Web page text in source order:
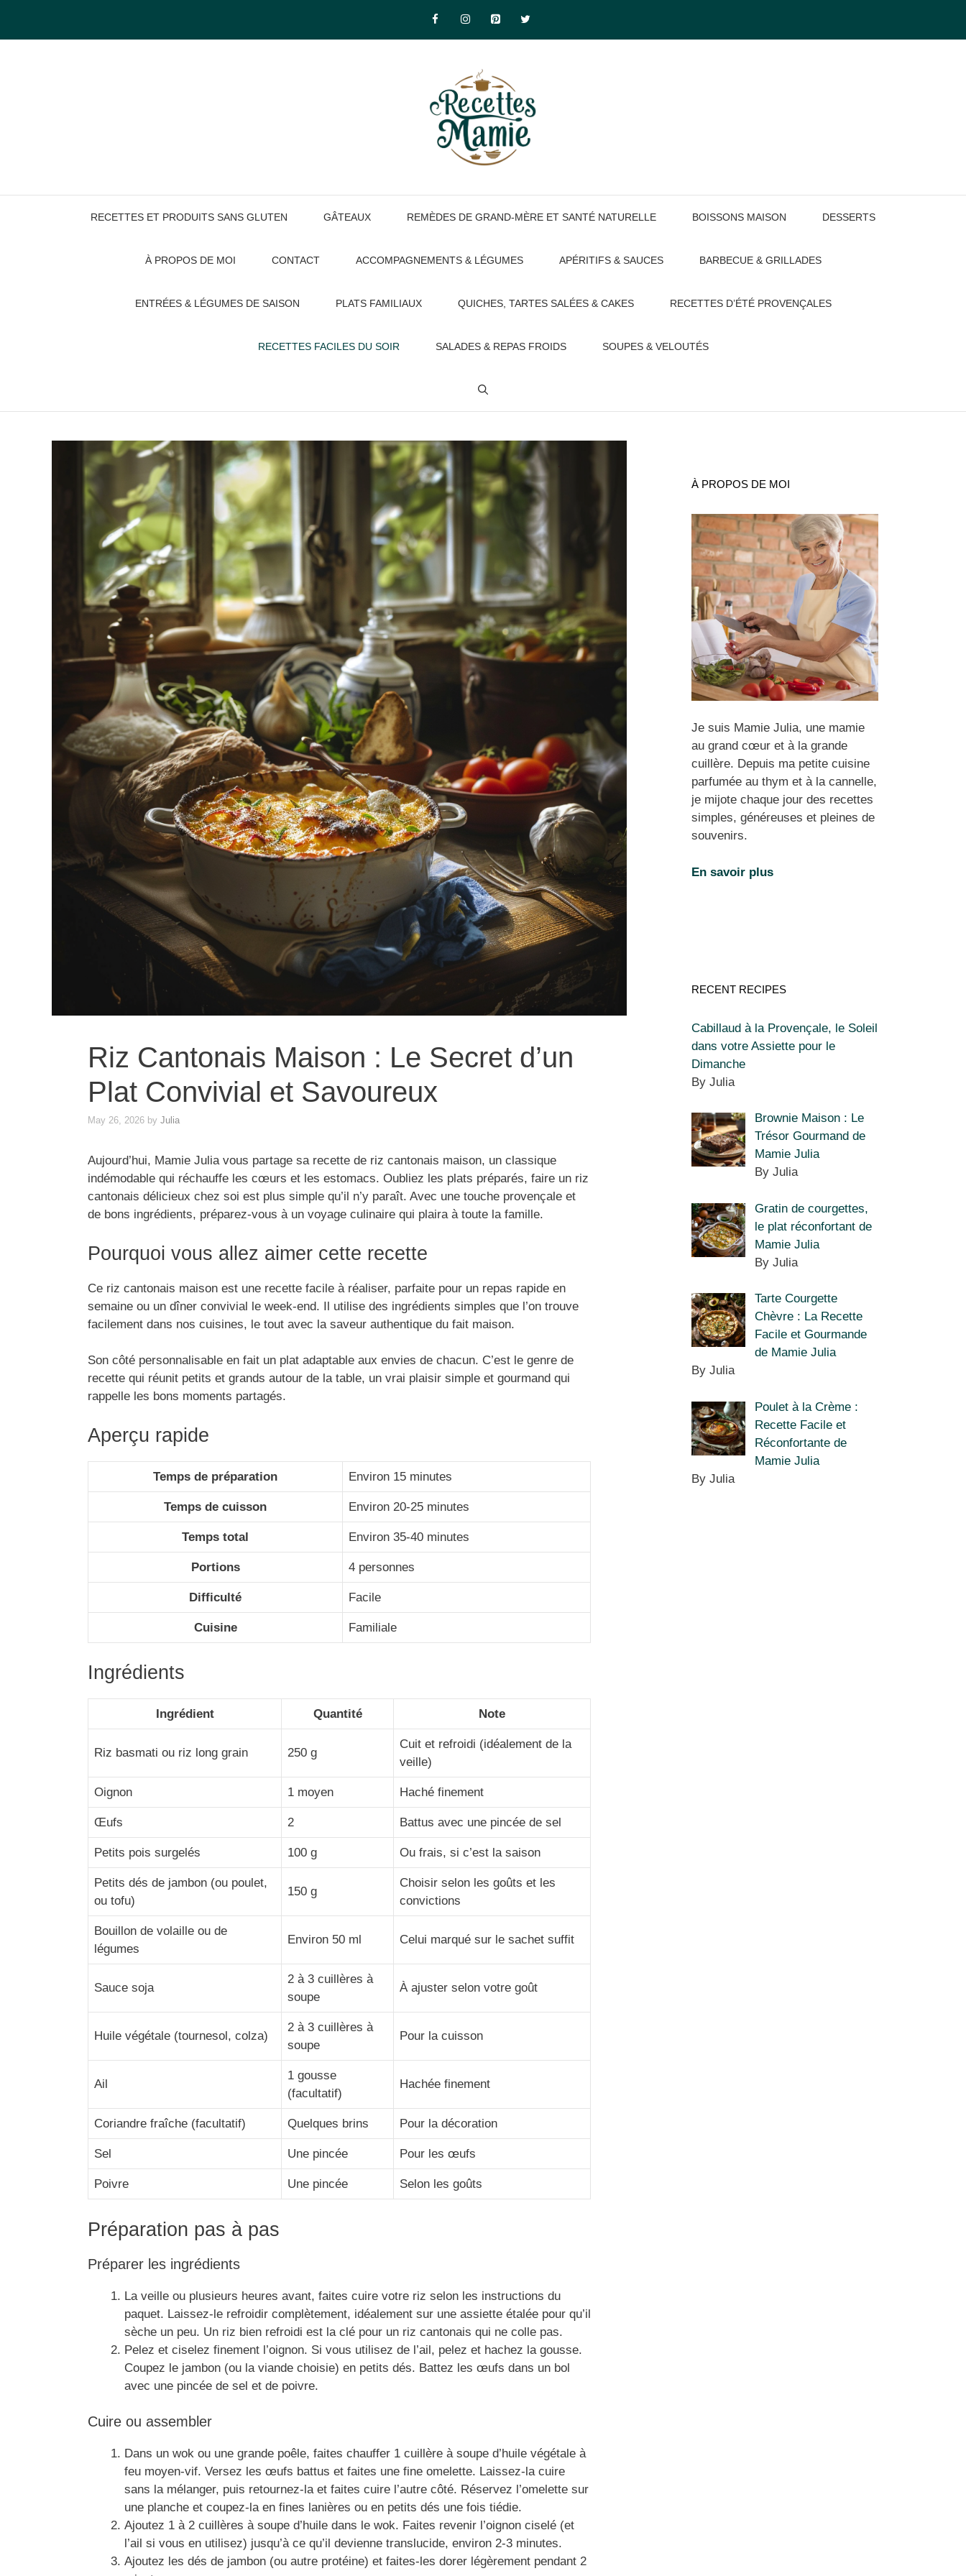
content
RECETTES ET PRODUITS SANS GLUTEN GÂTEAUX REMÈDES DE GRAND-MÈRE ET SANTÉ NATURELLE BOISSONS MAISON DESSERTS
À PROPOS DE MOI CONTACT ACCOMPAGNEMENTS & LÉGUMES APÉRITIFS & SAUCES BARBECUE & GRILLADES
ENTRÉES & LÉGUMES DE SAISON PLATS FAMILIAUX QUICHES, TARTES SALÉES & CAKES RECETTES D’ÉTÉ PROVENÇALES
RECETTES FACILES DU SOIR SALADES & REPAS FROIDS SOUPES & VELOUTÉS
Riz Cantonais Maison : Le Secret d’un
Plat Convivial et Savoureux
May 26, 2026 by Julia
Aujourd’hui, Mamie Julia vous partage sa recette de riz cantonais maison, un classique
indémodable qui réchauffe les cœurs et les estomacs. Oubliez les plats préparés, faire un riz
cantonais délicieux chez soi est plus simple qu’il n’y paraît. Avec une touche provençale et
de bons ingrédients, préparez-vous à un voyage culinaire qui plaira à toute la famille.
Pourquoi vous allez aimer cette recette
Ce riz cantonais maison est une recette facile à réaliser, parfaite pour un repas rapide en
semaine ou un dîner convivial le week-end. Il utilise des ingrédients simples que l’on trouve
facilement dans nos cuisines, le tout avec la saveur authentique du fait maison.
Son côté personnalisable en fait un plat adaptable aux envies de chacun. C’est le genre de
recette qui réunit petits et grands autour de la table, un vrai plaisir simple et gourmand qui
rappelle les bons moments partagés.
Aperçu rapide
Temps de préparation Environ 15 minutes
Temps de cuisson Environ 20-25 minutes
Temps total Environ 35-40 minutes
Portions 4 personnes
Difficulté Facile
Cuisine Familiale
Ingrédients
Ingrédient Quantité Note
Riz basmati ou riz long grain 250 g
Cuit et refroidi (idéalement de la
veille)
Oignon 1 moyen Haché finement
Œufs 2 Battus avec une pincée de sel
Petits pois surgelés 100 g Ou frais, si c’est la saison
Petits dés de jambon (ou poulet,
ou tofu)
150 g
Choisir selon les goûts et les
convictions
Bouillon de volaille ou de
légumes
Environ 50 ml Celui marqué sur le sachet suffit
Sauce soja
2 à 3 cuillères à
soupe
À ajuster selon votre goût
Huile végétale (tournesol, colza)
2 à 3 cuillères à
soupe
Pour la cuisson
Ail
1 gousse
(facultatif)
Hachée finement
Coriandre fraîche (facultatif) Quelques brins Pour la décoration
Sel Une pincée Pour les œufs
Poivre Une pincée Selon les goûts
Préparation pas à pas
Préparer les ingrédients
La veille ou plusieurs heures avant, faites cuire votre riz selon les instructions du
paquet. Laissez-le refroidir complètement, idéalement sur une assiette étalée pour qu’il
sèche un peu. Un riz bien refroidi est la clé pour un riz cantonais qui ne colle pas.
Pelez et ciselez finement l’oignon. Si vous utilisez de l’ail, pelez et hachez la gousse.
Coupez le jambon (ou la viande choisie) en petits dés. Battez les œufs dans un bol
avec une pincée de sel et de poivre.
Cuire ou assembler
Dans un wok ou une grande poêle, faites chauffer 1 cuillère à soupe d’huile végétale à
feu moyen-vif. Versez les œufs battus et faites une fine omelette. Laissez-la cuire
sans la mélanger, puis retournez-la et faites cuire l’autre côté. Réservez l’omelette sur
une planche et coupez-la en fines lanières ou en petits dés une fois tiédie.
Ajoutez 1 à 2 cuillères à soupe d’huile dans le wok. Faites revenir l’oignon ciselé (et
l’ail si vous en utilisez) jusqu’à ce qu’il devienne translucide, environ 2-3 minutes.
Ajoutez les dés de jambon (ou autre protéine) et faites-les dorer légèrement pendant 2
À PROPOS DE MOI
Je suis Mamie Julia, une mamie
au grand cœur et à la grande
cuillère. Depuis ma petite cuisine
parfumée au thym et à la cannelle,
je mijote chaque jour des recettes
simples, généreuses et pleines de
souvenirs.
En savoir plus
RECENT RECIPES
Cabillaud à la Provençale, le Soleil
dans votre Assiette pour le
Dimanche
By Julia
Brownie Maison : Le
Trésor Gourmand de
Mamie Julia
By Julia
Gratin de courgettes,
le plat réconfortant de
Mamie Julia
By Julia
Tarte Courgette
Chèvre : La Recette
Facile et Gourmande
de Mamie Julia
By Julia
Poulet à la Crème :
Recette Facile et
Réconfortante de
Mamie Julia
By Julia